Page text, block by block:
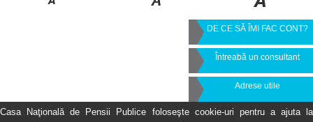
DE CE SĂ ÎMI FAC CONT?
Întreabă un consultant
Adrese utile
Casa Naţională de Pensii Publice foloseşte cookie-uri pentru a ajuta la